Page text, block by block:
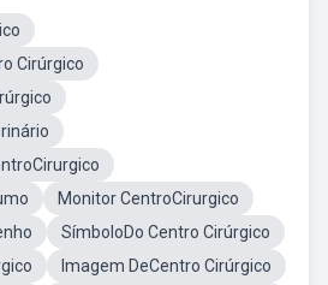
Cirúrgico
Monitor CentroCirurgico
SímboloDo Centro Cirúrgico
Imagem DeCentro Cirúrgico